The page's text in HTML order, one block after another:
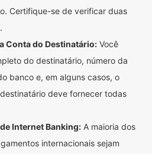
Certifique-se de verificar duas
Conta do Destinatário: Você
do destinatário, número da
banco e, em alguns casos, o
deve fornecer todas
Internet Banking: A maioria dos
internacionais sejam